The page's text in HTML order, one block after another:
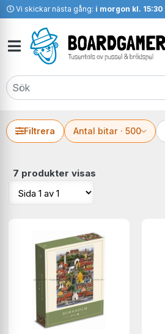
Vi skickar nästa gång: i morgon kl. 15:30
Filtrera Antal bitar · 500
7 produkter visas